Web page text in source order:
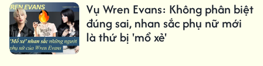
Vụ Wren Evans: Không phân biệt
đúng sai, nhan sắc phụ nữ mới
là thứ bị 'mổ xẻ'